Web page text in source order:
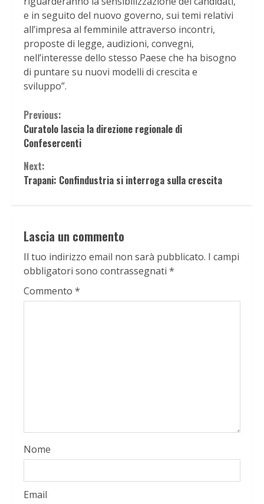
e in seguito del nuovo governo, sui temi relativi
all’impresa al femminile attraverso incontri,
proposte di legge, audizioni, convegni,
nell’interesse dello stesso Paese che ha bisogno
di puntare su nuovi modelli di crescita e
sviluppo”.
Continue
Reading
Previous:
Curatolo lascia la direzione regionale di
Confesercenti
Next:
Trapani: Confindustria si interroga sulla crescita
Lascia un commento
Il tuo indirizzo email non sarà pubblicato. I campi
obbligatori sono contrassegnati *
Commento *
Nome
Email